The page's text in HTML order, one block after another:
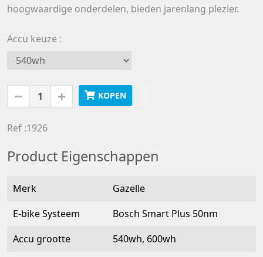
hoogwaardige onderdelen, bieden jarenlang plezier.
Accu keuze
KOPEN
Ref :1926
Product Eigenschappen
Merk
Gazelle
E-bike Systeem
Bosch Smart Plus 50nm
Accu grootte
540wh, 600wh